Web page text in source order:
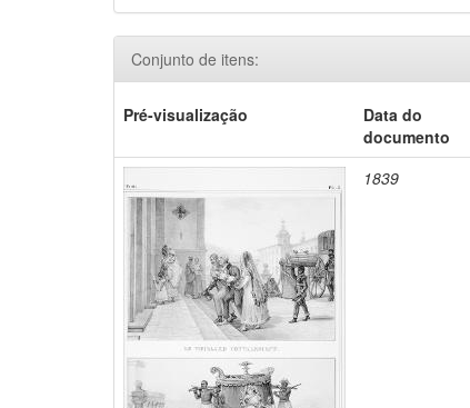
Conjunto de itens:
Pré-visualização
Data do
documento
1839